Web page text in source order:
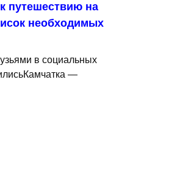
путешествию на
необходимых
в социальных
—